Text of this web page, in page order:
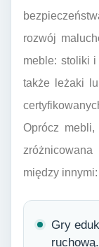
rozwój
meble: stoliki i
także leżaki
Oprócz
między innymi:
Gry
ruchową.